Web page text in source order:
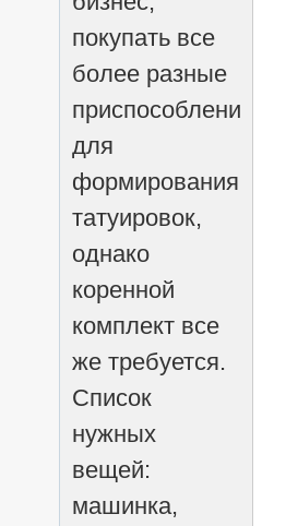
покупать все
более разные
приспособления
для
формирования
татуировок,
однако
коренной
комплект все
же требуется.
Список
нужных
вещей:
машинка,